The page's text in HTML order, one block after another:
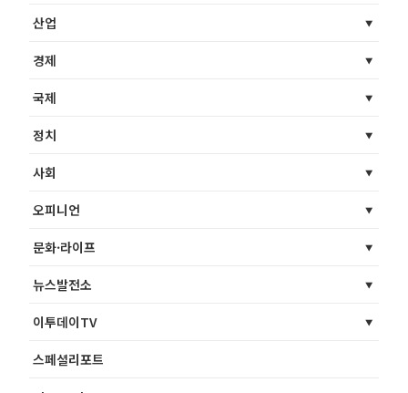
산업
경제
국제
정치
사회
오피니언
문화·라이프
뉴스발전소
이투데이TV
스페셜리포트